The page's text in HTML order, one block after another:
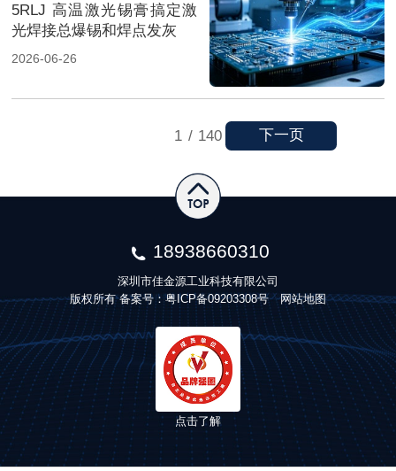
5RLJ 高温激光锡膏搞定激
光焊接总爆锡和焊点发灰
2026-06-26
1 / 140 下一页
18938660310
深圳市佳金源工业科技有限公司
版权所有 备案号：粤ICP备09203308号 网站地图
点击了解